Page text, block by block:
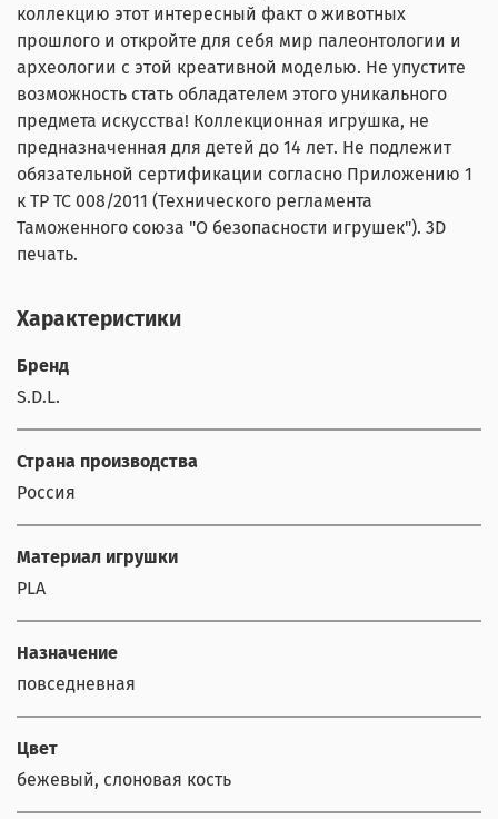
коллекцию этот интересный факт о животных
прошлого и откройте для себя мир палеонтологии и
археологии с этой креативной моделью. Не упустите
возможность стать обладателем этого уникального
предмета искусства! Коллекционная игрушка, не
предназначенная для детей до 14 лет. Не подлежит
обязательной сертификации согласно Приложению 1
к ТР ТС 008/2011 (Технического регламента
Таможенного союза "О безопасности игрушек"). 3D
печать.
Характеристики
Бренд
S.D.L.
Страна производства
Россия
Материал игрушки
PLA
Назначение
повседневная
Цвет
бежевый, слоновая кость